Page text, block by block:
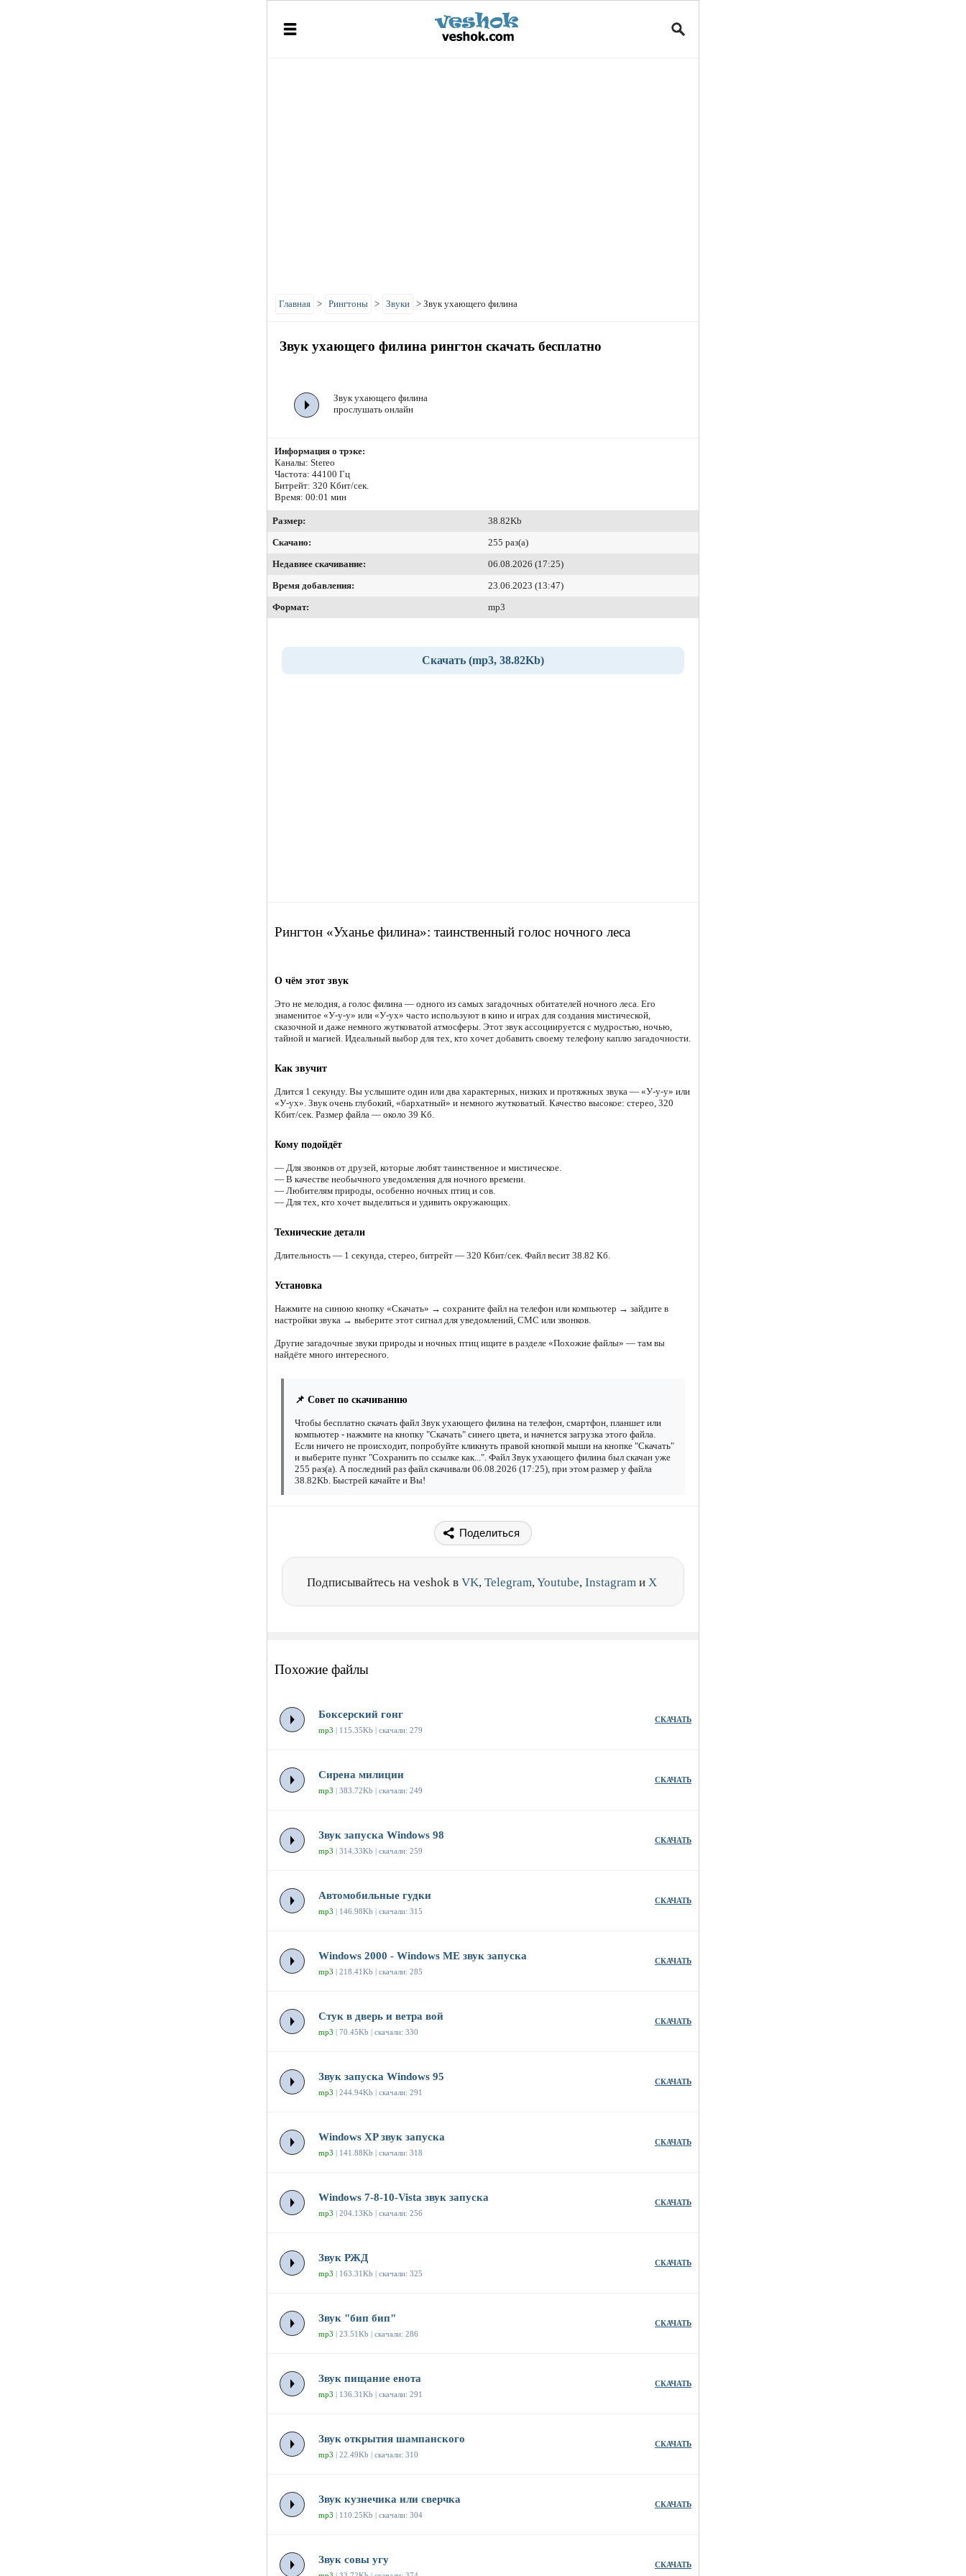
Главная > Рингтоны > Звуки > Звук ухающего филина
Звук ухающего филина рингтон скачать бесплатно
Звук ухающего филина
прослушать онлайн
Информация о трэке:
Каналы: Stereo
Частота: 44100 Гц
Битрейт: 320 Кбит/сек.
Время: 00:01 мин
Размер:
38.82Kb
Скачано:
255 раз(а)
Недавнее скачивание:
06.08.2026 (17:25)
Время добавления:
23.06.2023 (13:47)
Формат:
mp3
Скачать (mp3, 38.82Kb)
Рингтон «Уханье филина»: таинственный голос ночного леса
О чём этот звук
Это не мелодия, а голос филина — одного из самых загадочных обитателей ночного леса. Его
знаменитое «У-у-у» или «У-ух» часто используют в кино и играх для создания мистической,
сказочной и даже немного жутковатой атмосферы. Этот звук ассоциируется с мудростью, ночью,
тайной и магией. Идеальный выбор для тех, кто хочет добавить своему телефону каплю загадочности.
Как звучит
Длится 1 секунду. Вы услышите один или два характерных, низких и протяжных звука — «У-у-у» или
«У-ух». Звук очень глубокий, «бархатный» и немного жутковатый. Качество высокое: стерео, 320
Кбит/сек. Размер файла — около 39 Кб.
Кому подойдёт
— Для звонков от друзей, которые любят таинственное и мистическое.
— В качестве необычного уведомления для ночного времени.
— Любителям природы, особенно ночных птиц и сов.
— Для тех, кто хочет выделиться и удивить окружающих.
Технические детали
Длительность — 1 секунда, стерео, битрейт — 320 Кбит/сек. Файл весит 38.82 Кб.
Установка
Нажмите на синюю кнопку «Скачать» → сохраните файл на телефон или компьютер → зайдите в
настройки звука → выберите этот сигнал для уведомлений, СМС или звонков.
Другие загадочные звуки природы и ночных птиц ищите в разделе «Похожие файлы» — там вы
найдёте много интересного.
📌 Совет по скачиванию
Чтобы бесплатно скачать файл Звук ухающего филина на телефон, смартфон, планшет или
компьютер - нажмите на кнопку "Скачать" синего цвета, и начнется загрузка этого файла.
Если ничего не происходит, попробуйте кликнуть правой кнопкой мыши на кнопке "Скачать"
и выберите пункт "Сохранить по ссылке как...". Файл Звук ухающего филина был скачан уже
255 раз(а). А последний раз файл скачивали 06.08.2026 (17:25), при этом размер у файла
38.82Kb. Быстрей качайте и Вы!
Поделиться
Подписывайтесь на veshok в VK, Telegram,Youtube, Instagram и X
Похожие файлы
Боксерский гонг
mp3 | 115.35Kb | скачали: 279
СКАЧАТЬ
Сирена милиции
mp3 | 383.72Kb | скачали: 249
СКАЧАТЬ
Звук запуска Windows 98
mp3 | 314.33Kb | скачали: 259
СКАЧАТЬ
Автомобильные гудки
mp3 | 146.98Kb | скачали: 315
СКАЧАТЬ
Windows 2000 - Windows ME звук запуска
mp3 | 218.41Kb | скачали: 285
СКАЧАТЬ
Стук в дверь и ветра вой
mp3 | 70.45Kb | скачали: 330
СКАЧАТЬ
Звук запуска Windows 95
mp3 | 244.94Kb | скачали: 291
СКАЧАТЬ
Windows XP звук запуска
mp3 | 141.88Kb | скачали: 318
СКАЧАТЬ
Windows 7-8-10-Vista звук запуска
mp3 | 204.13Kb | скачали: 256
СКАЧАТЬ
Звук РЖД
mp3 | 163.31Kb | скачали: 325
СКАЧАТЬ
Звук "бип бип"
mp3 | 23.51Kb | скачали: 286
СКАЧАТЬ
Звук пищание енота
mp3 | 136.31Kb | скачали: 291
СКАЧАТЬ
Звук открытия шампанского
mp3 | 22.49Kb | скачали: 310
СКАЧАТЬ
Звук кузнечика или сверчка
mp3 | 110.25Kb | скачали: 304
СКАЧАТЬ
Звук совы угу СКАЧАТЬ